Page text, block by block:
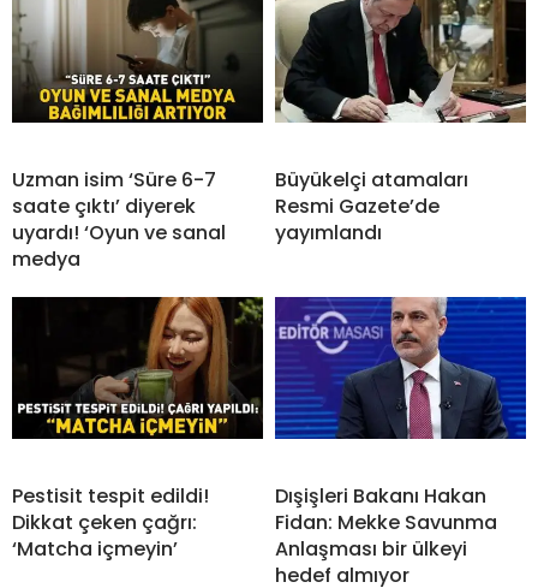
Uzman isim ‘Süre 6-7
saate çıktı’ diyerek
uyardı! ‘Oyun ve sanal
medya
Büyükelçi atamaları
Resmi Gazete’de
yayımlandı
Pestisit tespit edildi!
Dikkat çeken çağrı:
‘Matcha içmeyin’
Dışişleri Bakanı Hakan
Fidan: Mekke Savunma
Anlaşması bir ülkeyi
hedef almıyor